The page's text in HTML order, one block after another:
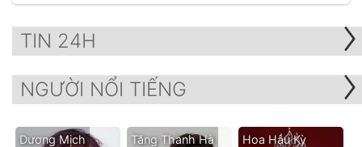
TIN 24H
NGƯỜI NỔI TIẾNG
Dương Mịch Tăng Thanh Hà
Hoa Hậu Kỳ